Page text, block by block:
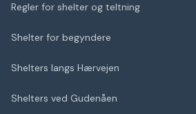
Regler for shelter og teltning
Shelter for begyndere
Shelters langs Hærvejen
Shelters ved Gudenåen